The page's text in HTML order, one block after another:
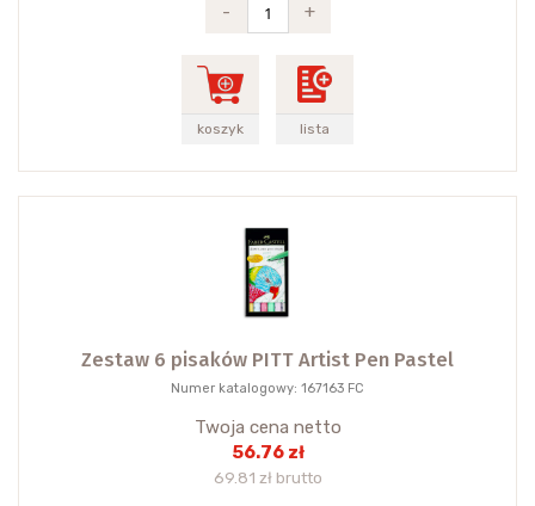
-
+
koszyk lista
Zestaw 6 pisaków PITT Artist Pen Pastel
Numer katalogowy: 167163 FC
Twoja cena netto
56.76 zł
69.81 zł brutto